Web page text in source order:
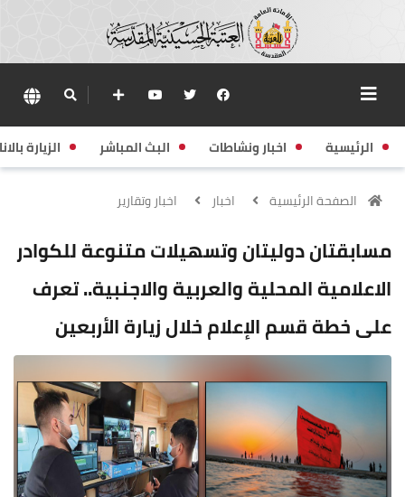
الرئيسية اخبار ونشاطات البث المباشر الزيارة
الصفحة الرئيسية اخبار اخبار وتقارير
مسابقتان دوليتان وتسهيلات متنوعة للكوادر
الاعلامية المحلية والعربية والاجنبية.. تعرف
على خطة قسم الإعلام خلال زيارة الأربعين